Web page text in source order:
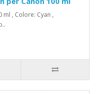
, Colore: Cyan ,